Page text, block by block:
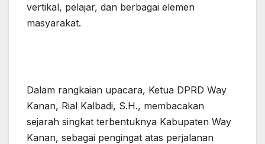
vertikal, pelajar, dan berbagai elemen
masyarakat.
Dalam rangkaian upacara, Ketua DPRD Way
Kanan, Rial Kalbadi, S.H., membacakan
sejarah singkat terbentuknya Kabupaten Way
Kanan, sebagai pengingat atas perjalanan